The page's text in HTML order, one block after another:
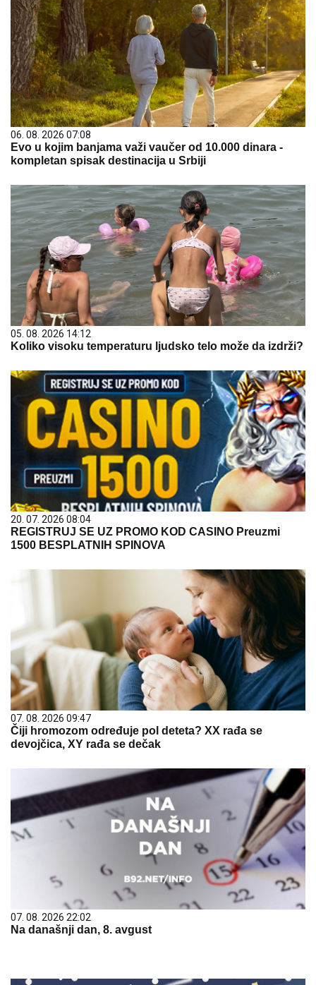
06. 08. 2026 07:08
Evo u kojim banjama važi vaučer od 10.000 dinara -
kompletan spisak destinacija u Srbiji
05. 08. 2026 14:12
Koliko visoku temperaturu ljudsko telo može da izdrži?
20. 07. 2026 08:04
REGISTRUJ SE UZ PROMO KOD CASINO Preuzmi
1500 BESPLATNIH SPINOVA
07. 08. 2026 09:47
Čiji hromozom određuje pol deteta? XX rađa se
devojčica, XY rađa se dečak
07. 08. 2026 22:02
Na današnji dan, 8. avgust